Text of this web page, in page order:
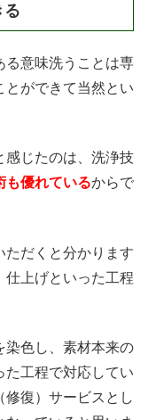
る
る意味洗うことは専
とができて当然とい
感じたのは、洗浄技
も優れているからで
ただくと分かります
仕上げといった工程
染色し、素材本来の
た工程で対応してい
修復）サービスとし